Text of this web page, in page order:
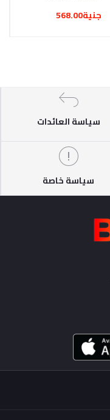
جنية568.00
سياسة العائدات
سياسة خاصة